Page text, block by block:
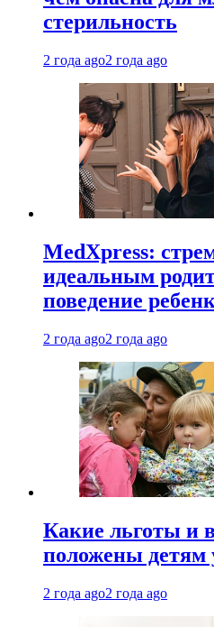
стерильность
2 года ago2 года ago
MedXpress:
идеальным
поведение
2 года ago2 года ago
Какие льготы и
положены
2 года ago2 года ago